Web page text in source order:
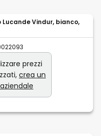
Vindur, bianco,
prezzi
crea un